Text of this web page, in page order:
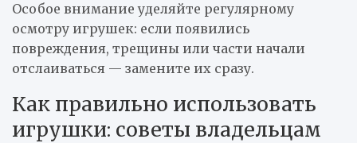
Особое внимание уделяйте регулярному
осмотру игрушек: если появились
повреждения, трещины или части начали
отслаиваться — замените их сразу.
Как правильно использовать
игрушки: советы владельцам